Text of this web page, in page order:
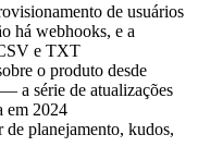
de usuários
há webhooks, e a
e TXT
o produto desde
a série de atualizações
em 2024
de planejamento, kudos,